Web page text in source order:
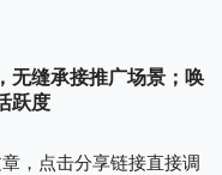
无缝承接推广场景；唤
跃度
，点击分享链接直接调